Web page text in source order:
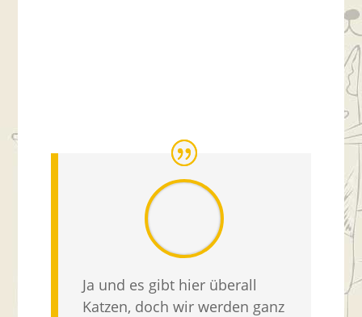
Ja und es gibt hier überall
Katzen, doch wir werden ganz